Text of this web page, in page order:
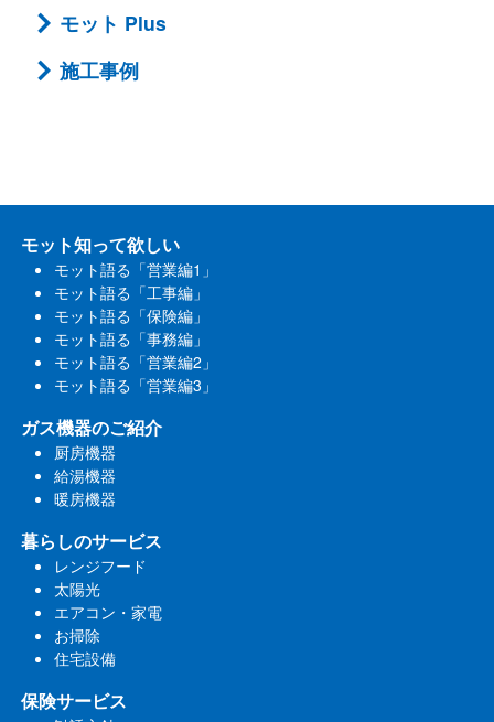
モット Plus
施工事例
モット知って欲しい
モット語る「営業編1」
モット語る「工事編」
モット語る「保険編」
モット語る「事務編」
モット語る「営業編2」
モット語る「営業編3」
ガス機器のご紹介
厨房機器
給湯機器
暖房機器
暮らしのサービス
レンジフード
太陽光
エアコン・家電
お掃除
住宅設備
保険サービス